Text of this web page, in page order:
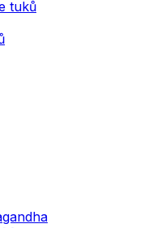
tuků